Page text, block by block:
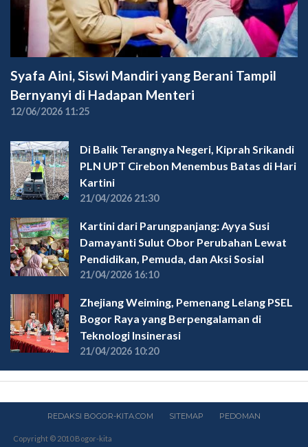
Syafa Aini, Siswi Mandiri yang Berani Tampil
Bernyanyi di Hadapan Menteri
12/06/2026 11:25
Di Balik Terangnya Negeri, Kiprah Srikandi
PLN UPT Cirebon Menembus Batas di Hari
Kartini
21/04/2026 21:30
Kartini dari Parungpanjang: Ayya Susi
Damayanti Sulut Obor Perubahan Lewat
Pendidikan, Pemuda, dan Aksi Sosial
21/04/2026 16:10
Zhejiang Weiming, Pemenang Lelang PSEL
Bogor Raya yang Berpengalaman di
Teknologi Insinerasi
21/04/2026 10:20
REDAKSI BOGOR-KITA.COM SITEMAP PEDOMAN
Copyright © 2010 Bogor-kita